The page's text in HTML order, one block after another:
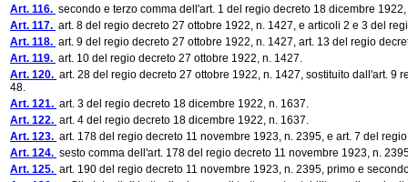
Art. 116. secondo e terzo comma dell'art. 1 del regio decreto 18 dicembre
Art. 117. art. 8 del regio decreto 27 ottobre 1922, n. 1427, e articoli 2 e 3 del
Art. 118. art. 9 del regio decreto 27 ottobre 1922, n. 1427, art. 13 del regio
Art. 119. art. 10 del regio decreto 27 ottobre 1922, n. 1427.
Art. 120. art. 28 del regio decreto 27 ottobre 1922, n. 1427, sostituito dall'art.
48.
Art. 121. art. 3 del regio decreto 18 dicembre 1922, n. 1637.
Art. 122. art. 4 del regio decreto 18 dicembre 1922, n. 1637.
Art. 123. art. 178 del regio decreto 11 novembre 1923, n. 2395, e art. 7 del
Art. 124. sesto comma dell'art. 178 del regio decreto 11 novembre 1923, n.
Art. 125. art. 190 del regio decreto 11 novembre 1923, n. 2395, primo e